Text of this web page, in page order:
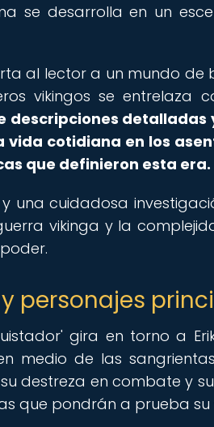
se desarrolla en un
al lector a un mundo de
vikingos se entrelaza
descripciones
cotidiana en los
que definieron esta era.
una cuidadosa
vikinga y la
personajes
gira en torno a
medio de las
destreza en combate y
que pondrán a prueba